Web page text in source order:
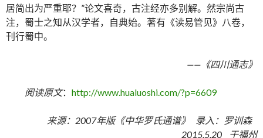
居简出为严重耶？”论文喜奇，古注经亦多别解。然宗尚古
注，蜀士之知从汉学者，自典始。著有《读易管见》八卷，
刊行蜀中。
—— 《四川通志》
阅读原文： http://www.hualuoshi.com/?p=6609
来源：2007年版《中华罗氏通谱》 录入：罗训森
2015.5.20 于福州